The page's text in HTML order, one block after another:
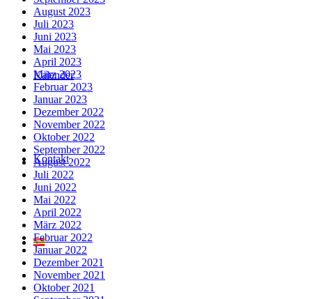
Kalender
Kontakt
August 2023
Juli 2023
Juni 2023
Mai 2023
April 2023
März 2023
Februar 2023
Januar 2023
Dezember 2022
November 2022
Oktober 2022
September 2022
August 2022
Juli 2022
Juni 2022
Mai 2022
April 2022
März 2022
Februar 2022
Januar 2022
Dezember 2021
November 2021
Oktober 2021